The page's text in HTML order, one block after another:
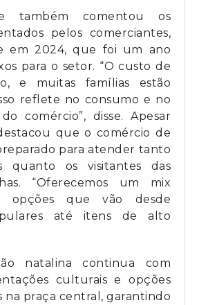
também comentou os
pelos comerciantes,
em 2024, que foi um ano
para o setor. “O custo de
e muitas famílias estão
reflete no consumo e no
comércio”, disse. Apesar
que o comércio de
para atender tanto
quanto os visitantes das
“Oferecemos um mix
opções que vão desde
até itens de alto
natalina continua com
culturais e opções
na praça central, garantindo